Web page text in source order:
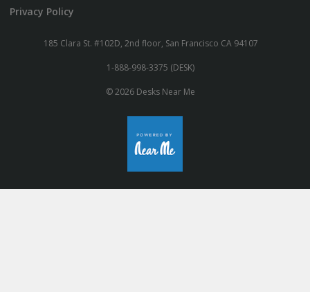
Privacy Policy
185 Clara St. #102D, 2nd floor, San Francisco CA 94107
1-888-998-3375 (DESK)
© 2026 Desks Near Me